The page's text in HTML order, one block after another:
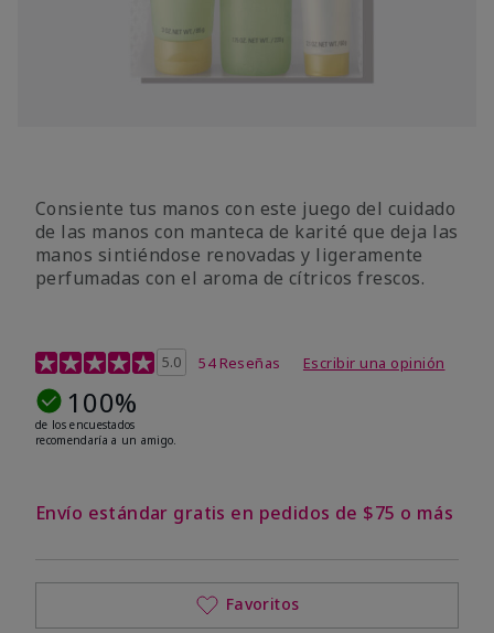
Consiente tus manos con este juego del cuidado
de las manos con manteca de karité que deja las
manos sintiéndose renovadas y ligeramente
perfumadas con el aroma de cítricos frescos.
Calificación de clientes de 4,7 de 5
5.0 54 Reseñas Escribir una opinión
100%
de los encuestados
recomendaría a un amigo.
Envío estándar gratis en pedidos de $75 o más
Favoritos